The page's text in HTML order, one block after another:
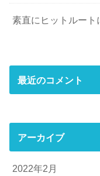
素直にヒットルート
最近のコメント
アーカイブ
2022年2月